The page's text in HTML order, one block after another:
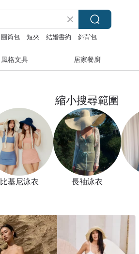
圓筒包 短夾 結婚書約 斜背包
風格文具 居家餐廚
縮小搜尋範圍
比基尼泳衣 長袖泳衣